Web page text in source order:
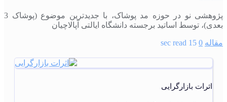
پژوهشی نو در حوزه مد پوشاک، با جدیدترین موضوع (پوشاک 3
بعدی)، توسط اساتید برجسته دانشگاه ایالتی آپالاچیان
مقاله 0
15 sec read
اثرات بازارگرایی